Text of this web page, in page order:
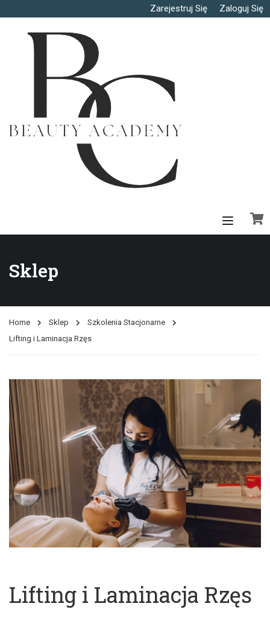
Zarejestruj Się Zaloguj Się
Sklep
Home Sklep
Szkolenia Stacjonarne
Lifting i Laminacja Rzęs
Lifting i Laminacja Rzęs